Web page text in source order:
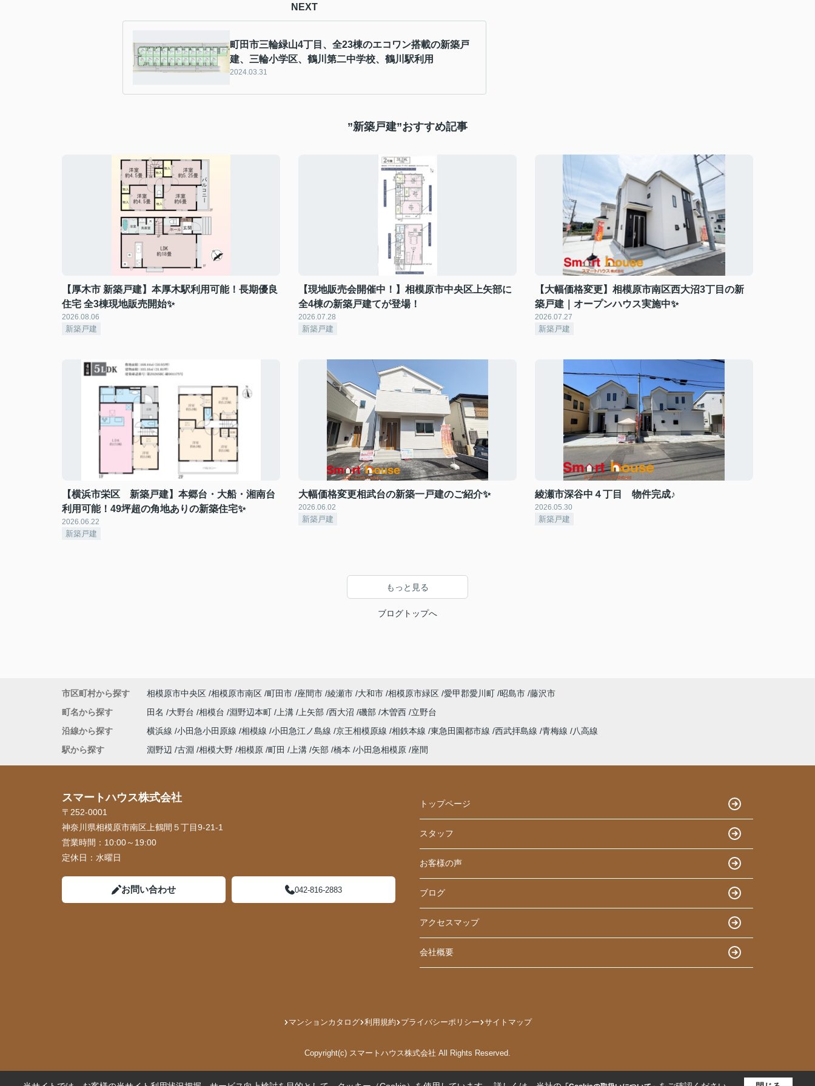
NEXT
町田市三輪緑山4丁目、全23棟のエコワン搭載の新築戸
建、三輪小学区、鶴川第二中学校、鶴川駅利用
2024.03.31
”新築戸建”おすすめ記事
【厚木市 新築戸建】本厚木駅利用可能！長期優良
住宅 全3棟現地販売開始✨
2026.08.06
新築戸建
【現地販売会開催中！】相模原市中央区上矢部に
全4棟の新築戸建てが登場！
2026.07.28
新築戸建
【大幅価格変更】相模原市南区西大沼3丁目の新
築戸建｜オープンハウス実施中✨
2026.07.27
新築戸建
【横浜市栄区 新築戸建】本郷台・大船・湘南台
利用可能！49坪超の角地ありの新築住宅✨
2026.06.22
新築戸建
大幅価格変更相武台の新築一戸建のご紹介✨
2026.06.02
新築戸建
綾瀬市深谷中４丁目 物件完成♪
2026.05.30
新築戸建
もっと見る
ブログトップへ
市区町村から探す 相模原市中央区 相模原市南区 町田市 座間市 綾瀬市 大和市 相模原市緑区 愛甲郡愛川町 昭島市 藤沢市
町名から探す
田名 大野台 相模台 淵野辺本町 上溝 上矢部 西大沼 磯部 木曽西 立野台
沿線から探す
横浜線 小田急小田原線 相模線 小田急江ノ島線 京王相模原線 相鉄本線 東急田園都市線 西武拝島線 青梅線
八高線
駅から探す
淵野辺 古淵 相模大野 相模原 町田 上溝 矢部 橋本 小田急相模原 座間
スマートハウス株式会社
〒252-0001
神奈川県相模原市南区上鶴間５丁目9-21-1
営業時間： 10:00～19:00
定休日： 水曜日
お問い合わせ 042-816-2883
トップページ
スタッフ
お客様の声
ブログ
アクセスマップ
会社概要
マンションカタログ 利用規約 プライバシーポリシー サイトマップ
Copyright(c) スマートハウス株式会社 All Rights Reserved.